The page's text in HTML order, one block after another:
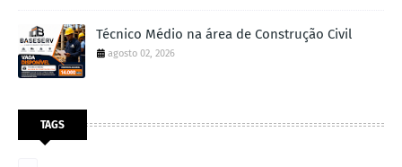
Técnico Médio na área de Construção Civil
agosto 02, 2026
TAGS